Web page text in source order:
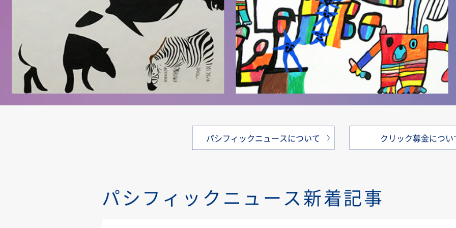
パシフィックニュースについて クリック募金につい
パシフィックニュース新着記事